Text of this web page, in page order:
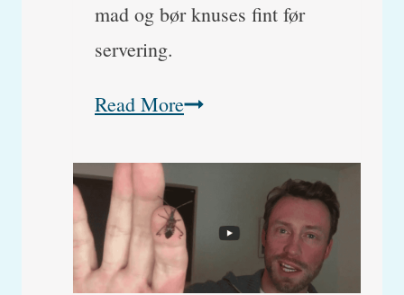
mad og bør knuses fint før
servering.
Read MoreHunde
få
æg
og